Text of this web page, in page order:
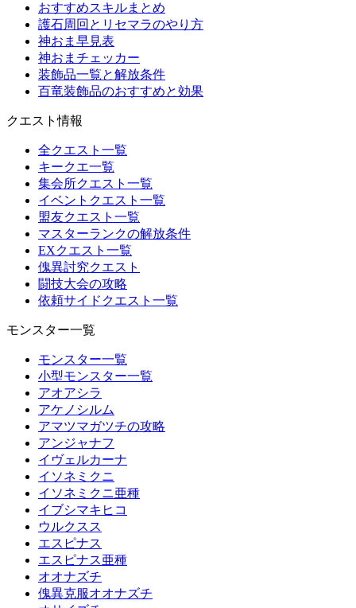
おすすめスキルまとめ
護石周回とリセマラのやり方
神おま早見表
神おまチェッカー
装飾品一覧と解放条件
百竜装飾品のおすすめと効果
クエスト情報
全クエスト一覧
キークエ一覧
集会所クエスト一覧
イベントクエスト一覧
盟友クエスト一覧
マスターランクの解放条件
EXクエスト一覧
傀異討究クエスト
闘技大会の攻略
依頼サイドクエスト一覧
モンスター一覧
モンスター一覧
小型モンスター一覧
アオアシラ
アケノシルム
アマツマガツチの攻略
アンジャナフ
イヴェルカーナ
イソネミクニ
イソネミクニ亜種
イブシマキヒコ
ウルクスス
エスピナス
エスピナス亜種
オオナズチ
傀異克服オオナズチ